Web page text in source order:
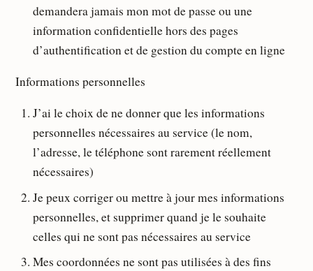
demandera jamais mon mot de passe ou une
information confidentielle hors des pages
d’authentification et de gestion du compte en ligne
Informations personnelles
J’ai le choix de ne donner que les informations
personnelles nécessaires au service (le nom,
l’adresse, le téléphone sont rarement réellement
nécessaires)
Je peux corriger ou mettre à jour mes informations
personnelles, et supprimer quand je le souhaite
celles qui ne sont pas nécessaires au service
Mes coordonnées ne sont pas utilisées à des fins